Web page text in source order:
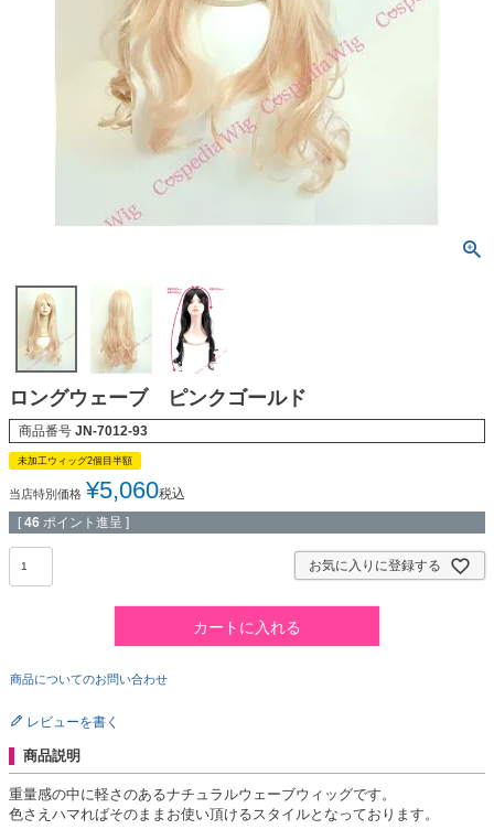
ロングウェーブ ピンクゴールド
商品番号 JN-7012-93
未加工ウィッグ2個目半額
当店特別価格 ¥5,060税込
[ 46 ポイント進呈 ]
お気に入りに登録する
カートに入れる
商品についてのお問い合わせ
レビューを書く
商品説明
重量感の中に軽さのあるナチュラルウェーブウィッグです。
色さえハマればそのままお使い頂けるスタイルとなっております。